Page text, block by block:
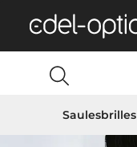
Saulesbrilles